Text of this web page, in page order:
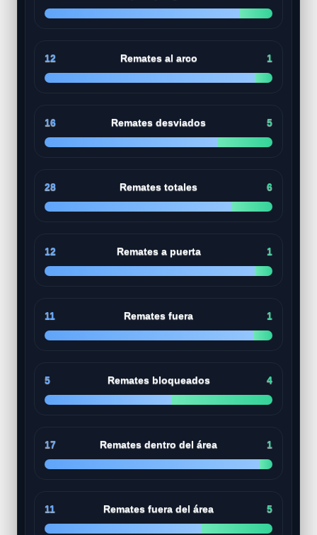
12 Remates al arco 1
16 Remates desviados 5
28 Remates totales 6
12 Remates a puerta 1
11 Remates fuera 1
5 Remates bloqueados 4
17 Remates dentro del área 1
11 Remates fuera del área 5